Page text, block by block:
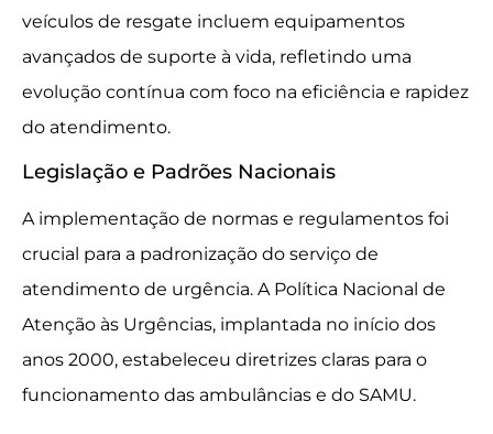
veículos de resgate incluem equipamentos
avançados de suporte à vida, refletindo uma
evolução contínua com foco na eficiência e rapidez
do atendimento.
Legislação e Padrões Nacionais
A implementação de normas e regulamentos foi
crucial para a padronização do serviço de
atendimento de urgência. A Política Nacional de
Atenção às Urgências, implantada no início dos
anos 2000, estabeleceu diretrizes claras para o
funcionamento das ambulâncias e do SAMU.